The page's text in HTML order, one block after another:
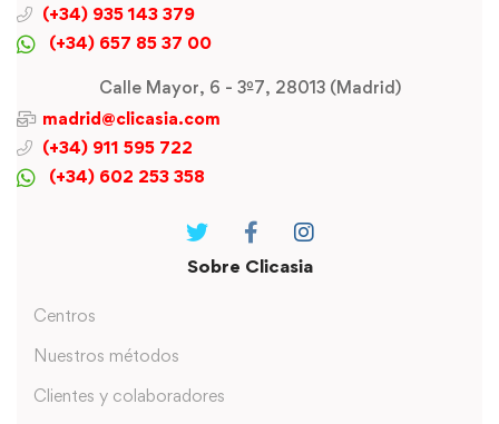
(+34) 935 143 379
(+34) 657 85 37 00
Calle Mayor, 6 - 3º7, 28013 (Madrid)
madrid@clicasia.com
(+34) 911 595 722
(+34) 602 253 358
Sobre Clicasia
Centros
Nuestros métodos
Clientes y colaboradores